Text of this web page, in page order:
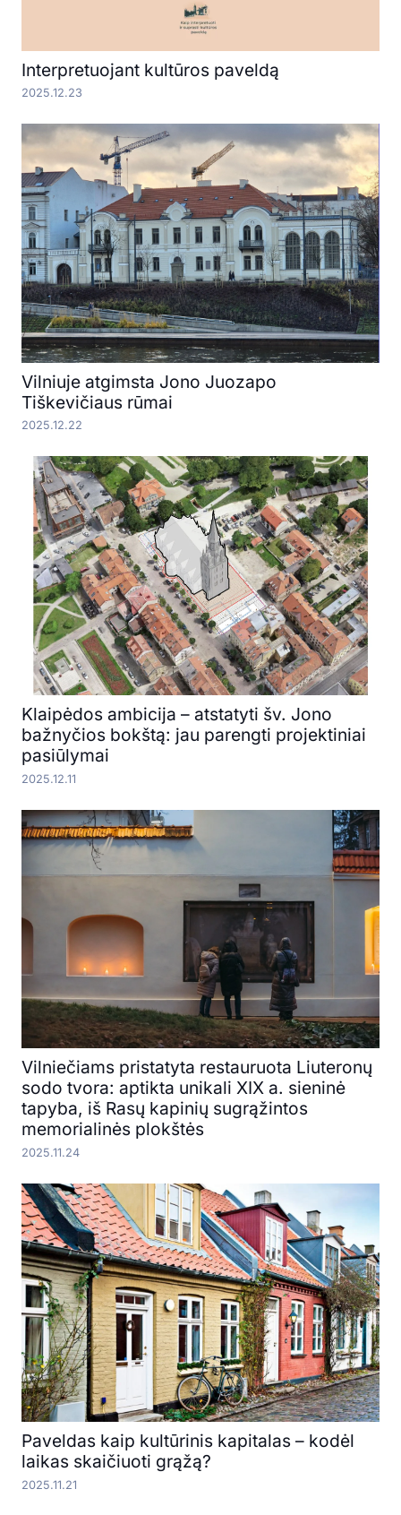
Interpretuojant kultūros paveldą
2025.12.23
Vilniuje atgimsta Jono Juozapo
Tiškevičiaus rūmai
2025.12.22
Klaipėdos ambicija – atstatyti šv. Jono
bažnyčios bokštą: jau parengti projektiniai
pasiūlymai
2025.12.11
Vilniečiams pristatyta restauruota Liuteronų
sodo tvora: aptikta unikali XIX a. sieninė
tapyba, iš Rasų kapinių sugrąžintos
memorialinės plokštės
2025.11.24
Paveldas kaip kultūrinis kapitalas – kodėl
laikas skaičiuoti grąžą?
2025.11.21